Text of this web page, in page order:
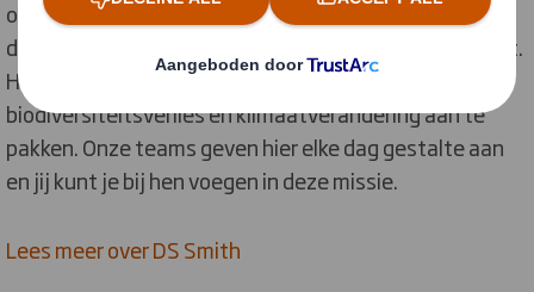
oplossing voor enkele van de grootste
duurzaamheidsuitdagingen waar de wereld voor staat.
Hierdoor helpen we vervuiling, afval,
biodiversiteitsverlies en klimaatverandering aan te
pakken. Onze teams geven hier elke dag gestalte aan
en jij kunt je bij hen voegen in deze missie.
Lees meer over DS Smith